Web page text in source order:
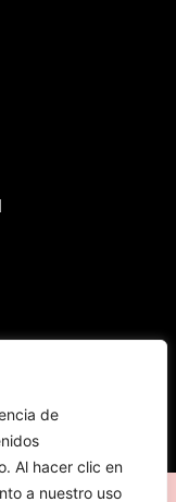
de
Al hacer clic en
a nuestro uso
Diseñado por